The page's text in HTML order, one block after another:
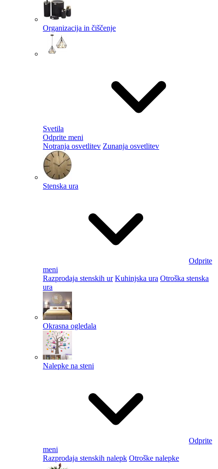
Organizacija in čiščenje
Svetila
Odprite meni
Notranja osvetlitev Zunanja osvetlitev
Stenska ura
Odprite
meni
Razprodaja stenskih ur Kuhinjska ura Otroška stenska
ura
Okrasna ogledala
Nalepke na steni
Odprite
meni
Razprodaja stenskih nalepk Otroške nalepke